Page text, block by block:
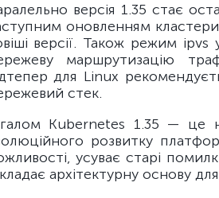
версія 1.35 стає
оновленням
версії. Також режим
маршрутизацію
для Linux
стек.
Kubernetes 1.35 — це
розвитку
усуває старі
архітектурну основу